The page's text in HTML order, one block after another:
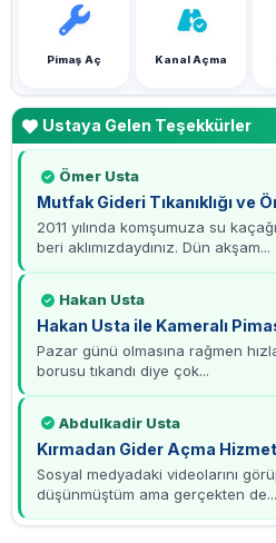
Pimaş Aç Kanal Açma
Ustaya Gelen Teşekkürler
Ömer Usta
Mutfak Gideri Tıkanıklığı ve
Profesyonel Çözümü
2011 yılında komşumuza su
beri aklımızdaydınız. Dün akşam...
Hakan Usta
Hakan Usta ile Kameralı
Tamirat Deneyimi
Pazar günü olmasına rağmen
borusu tıkandı diye çok...
Abdulkadir Usta
Kırmadan Gider Açma
Usta’ya Teşekkürler
Sosyal medyadaki videolarını
düşünmüştüm ama gerçekten de...